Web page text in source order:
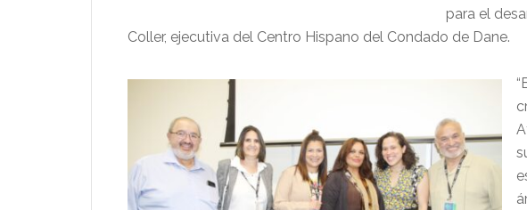
para el
Coller, ejecutiva del Centro Hispano del Condado de Dane.